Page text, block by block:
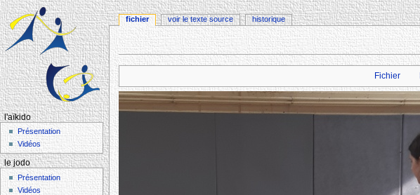
Aller à : navigation,rechercher
Fichier
fichier voir le texte source historique
l'aïkido
Présentation
Vidéos
le jodo
Présentation
Vidéos